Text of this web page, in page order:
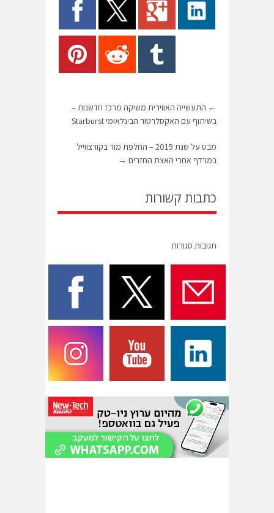
← התעשייה האווירית משיקה מרכז חדשנות –
בשיתוף עם האקסלרטור הבינלאומי Starburst
מבט על שנת 2019 – החלפת מור בקורצווייל
במרדף אחרי האצת החזרים →
כתבות קשורות
תגובות סגורות